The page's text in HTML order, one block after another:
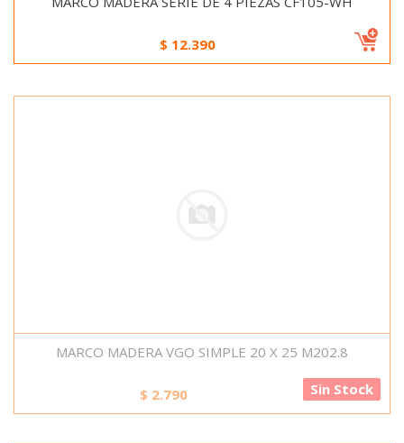
$ 12.390
MARCO MADERA VGO SIMPLE 20 X 25 M202.8
$ 2.790 Sin Stock